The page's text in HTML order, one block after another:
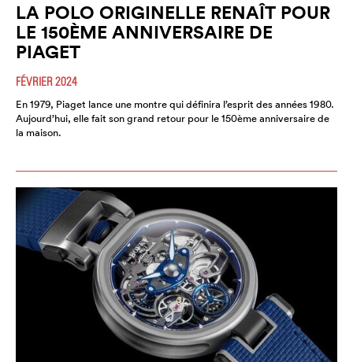
LA POLO ORIGINELLE RENAÎT POUR
LE 150ÈME ANNIVERSAIRE DE
PIAGET
FÉVRIER 2024
En 1979, Piaget lance une montre qui définira l’esprit des années 1980.
Aujourd’hui, elle fait son grand retour pour le 150ème anniversaire de
la maison.